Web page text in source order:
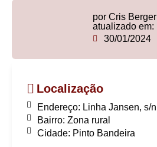
por Cris Berger
atualizado em:
30/01/2024
Localização
Endereço: Linha Jansen, s/n
Bairro: Zona rural
Cidade: Pinto Bandeira